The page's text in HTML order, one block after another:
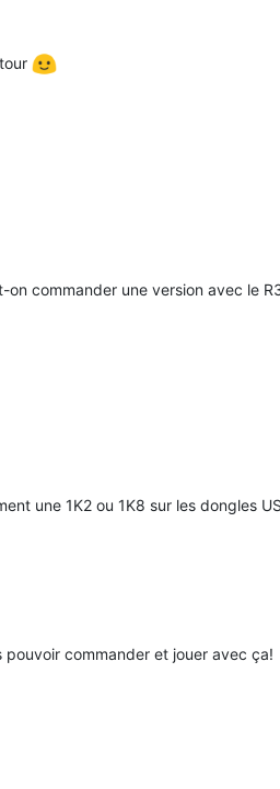
on commander une version avec le
une 1K2 ou 1K8 sur les dongles
pouvoir commander et jouer avec ça!